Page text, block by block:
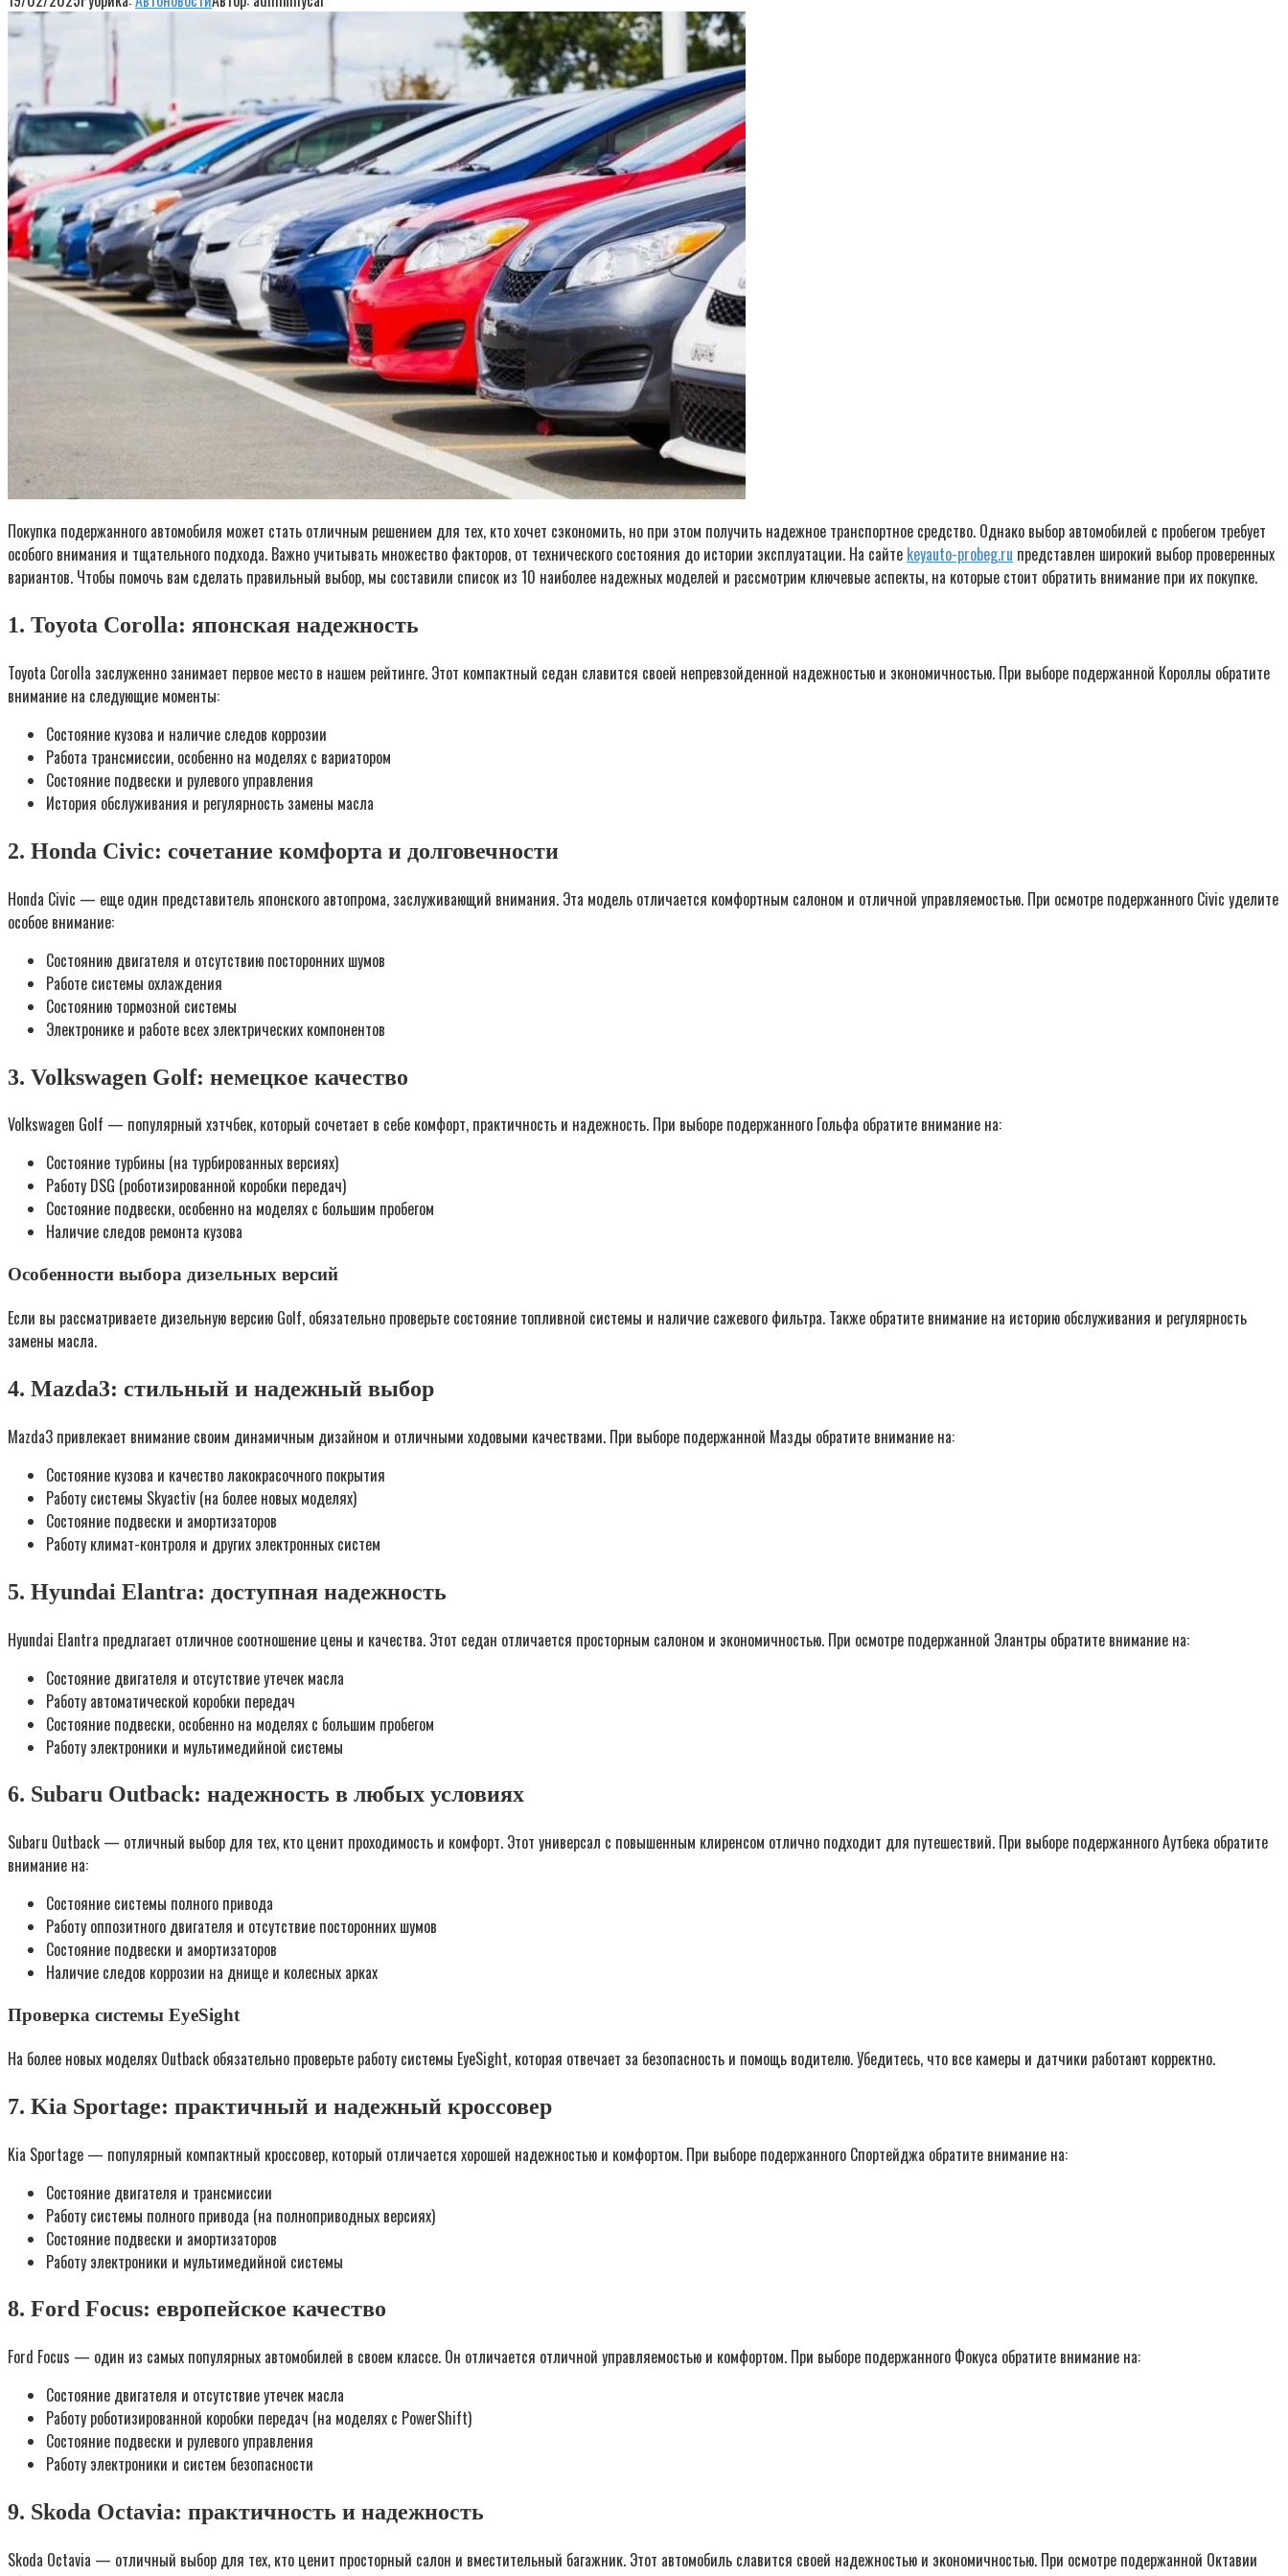
Покупка подержанного автомобиля может стать отличным решением для тех, кто хочет сэкономить, но при этом получить надежное транспортное средство. Однако выбор автомобилей с пробегом требует
особого внимания и тщательного подхода. Важно учитывать множество факторов, от технического состояния до истории эксплуатации. На сайте keyauto-probeg.ru представлен широкий выбор проверенных
вариантов. Чтобы помочь вам сделать правильный выбор, мы составили список из 10 наиболее надежных моделей и рассмотрим ключевые аспекты, на которые стоит обратить внимание при их покупке.
1. Toyota Corolla: японская надежность
Toyota Corolla заслуженно занимает первое место в нашем рейтинге. Этот компактный седан славится своей непревзойденной надежностью и экономичностью. При выборе подержанной Короллы обратите
внимание на следующие моменты:
Состояние кузова и наличие следов коррозии
Работа трансмиссии, особенно на моделях с вариатором
Состояние подвески и рулевого управления
История обслуживания и регулярность замены масла
2. Honda Civic: сочетание комфорта и долговечности
Honda Civic — еще один представитель японского автопрома, заслуживающий внимания. Эта модель отличается комфортным салоном и отличной управляемостью. При осмотре подержанного Civic уделите
особое внимание:
Состоянию двигателя и отсутствию посторонних шумов
Работе системы охлаждения
Состоянию тормозной системы
Электронике и работе всех электрических компонентов
3. Volkswagen Golf: немецкое качество
Volkswagen Golf — популярный хэтчбек, который сочетает в себе комфорт, практичность и надежность. При выборе подержанного Гольфа обратите внимание на:
Состояние турбины (на турбированных версиях)
Работу DSG (роботизированной коробки передач)
Состояние подвески, особенно на моделях с большим пробегом
Наличие следов ремонта кузова
Особенности выбора дизельных версий
Если вы рассматриваете дизельную версию Golf, обязательно проверьте состояние топливной системы и наличие сажевого фильтра. Также обратите внимание на историю обслуживания и регулярность
замены масла.
4. Mazda3: стильный и надежный выбор
Mazda3 привлекает внимание своим динамичным дизайном и отличными ходовыми качествами. При выборе подержанной Мазды обратите внимание на:
Состояние кузова и качество лакокрасочного покрытия
Работу системы Skyactiv (на более новых моделях)
Состояние подвески и амортизаторов
Работу климат-контроля и других электронных систем
5. Hyundai Elantra: доступная надежность
Hyundai Elantra предлагает отличное соотношение цены и качества. Этот седан отличается просторным салоном и экономичностью. При осмотре подержанной Элантры обратите внимание на:
Состояние двигателя и отсутствие утечек масла
Работу автоматической коробки передач
Состояние подвески, особенно на моделях с большим пробегом
Работу электроники и мультимедийной системы
6. Subaru Outback: надежность в любых условиях
Subaru Outback — отличный выбор для тех, кто ценит проходимость и комфорт. Этот универсал с повышенным клиренсом отлично подходит для путешествий. При выборе подержанного Аутбека обратите
внимание на:
Состояние системы полного привода
Работу оппозитного двигателя и отсутствие посторонних шумов
Состояние подвески и амортизаторов
Наличие следов коррозии на днище и колесных арках
Проверка системы EyeSight
На более новых моделях Outback обязательно проверьте работу системы EyeSight, которая отвечает за безопасность и помощь водителю. Убедитесь, что все камеры и датчики работают корректно.
7. Kia Sportage: практичный и надежный кроссовер
Kia Sportage — популярный компактный кроссовер, который отличается хорошей надежностью и комфортом. При выборе подержанного Спортейджа обратите внимание на:
Состояние двигателя и трансмиссии
Работу системы полного привода (на полноприводных версиях)
Состояние подвески и амортизаторов
Работу электроники и мультимедийной системы
8. Ford Focus: европейское качество
Ford Focus — один из самых популярных автомобилей в своем классе. Он отличается отличной управляемостью и комфортом. При выборе подержанного Фокуса обратите внимание на:
Состояние двигателя и отсутствие утечек масла
Работу роботизированной коробки передач (на моделях с PowerShift)
Состояние подвески и рулевого управления
Работу электроники и систем безопасности
9. Skoda Octavia: практичность и надежность
Skoda Octavia — отличный выбор для тех, кто ценит просторный салон и вместительный багажник. Этот автомобиль славится своей надежностью и экономичностью. При осмотре подержанной Октавии